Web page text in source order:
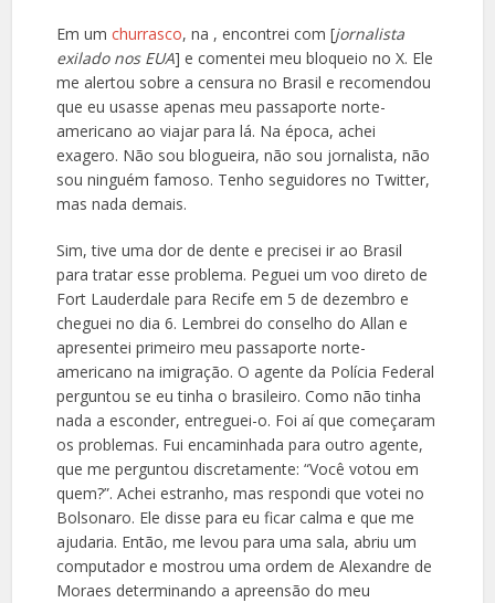
Em umchurrasco, na , encontrei com [jornalista
exilado nos EUA] e comentei meu bloqueio no X. Ele
me alertou sobre a censura no Brasil e recomendou
que eu usasse apenas meu passaporte norte-
americano ao viajar para lá. Na época, achei
exagero. Não sou blogueira, não sou jornalista, não
sou ninguém famoso. Tenho seguidores no Twitter,
mas nada demais.
Sim, tive uma dor de dente e precisei ir ao Brasil
para tratar esse problema. Peguei um voo direto de
Fort Lauderdale para Recife em 5 de dezembro e
cheguei no dia 6. Lembrei do conselho do Allan e
apresentei primeiro meu passaporte norte-
americano na imigração. O agente da Polícia Federal
perguntou se eu tinha o brasileiro. Como não tinha
nada a esconder, entreguei-o. Foi aí que começaram
os problemas. Fui encaminhada para outro agente,
que me perguntou discretamente: “Você votou em
quem?”. Achei estranho, mas respondi que votei no
Bolsonaro. Ele disse para eu ficar calma e que me
ajudaria. Então, me levou para uma sala, abriu um
computador e mostrou uma ordem de Alexandre de
Moraes determinando a apreensão do meu